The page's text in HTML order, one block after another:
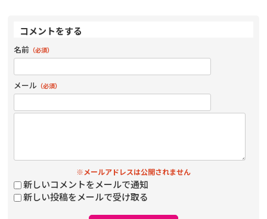
コメントをする
名前 （必須）
メール （必須）
※メールアドレスは公開されません
新しいコメントをメールで通知
新しい投稿をメールで受け取る